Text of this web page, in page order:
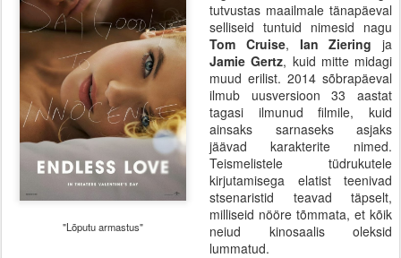
"Lõputu armastus"
tutvustas maailmale tänapäeval
selliseid tuntuid nimesid nagu
Tom Cruise, Ian Ziering ja
Jamie Gertz, kuid mitte midagi
muud erilist. 2014 sõbrapäeval
ilmub uusversioon 33 aastat
tagasi ilmunud filmile, kuid
ainsaks sarnaseks asjaks
jäävad karakterite nimed.
Teismelistele tüdrukutele
kirjutamisega elatist teenivad
stsenaristid teavad täpselt,
milliseid nööre tõmmata, et kõik
neiud kinosaalis oleksid
lummatud.